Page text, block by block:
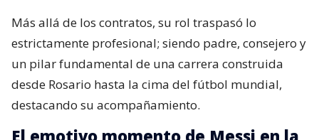
Más allá de los contratos, su rol traspasó lo
estrictamente profesional; siendo padre, consejero y
un pilar fundamental de una carrera construida
desde Rosario hasta la cima del fútbol mundial,
destacando su acompañamiento.